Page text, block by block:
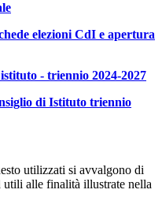
elezioni CdI e apertura
- triennio 2024-2027
di Istituto triennio
utilizzati si avvalgono di
utili alle finalità illustrate nella